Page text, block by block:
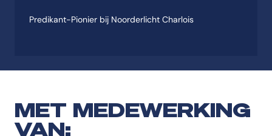
Predikant-Pionier bij Noorderlicht Charlois
MET MEDEWERKING
VAN: